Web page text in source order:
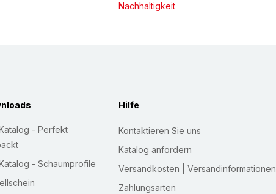
Nachhaltigkeit
- Perfekt
- Schaumprofile
Hilfe
Kontaktieren Sie uns
Katalog anfordern
Versandkosten | Versandinformationen
Zahlungsarten